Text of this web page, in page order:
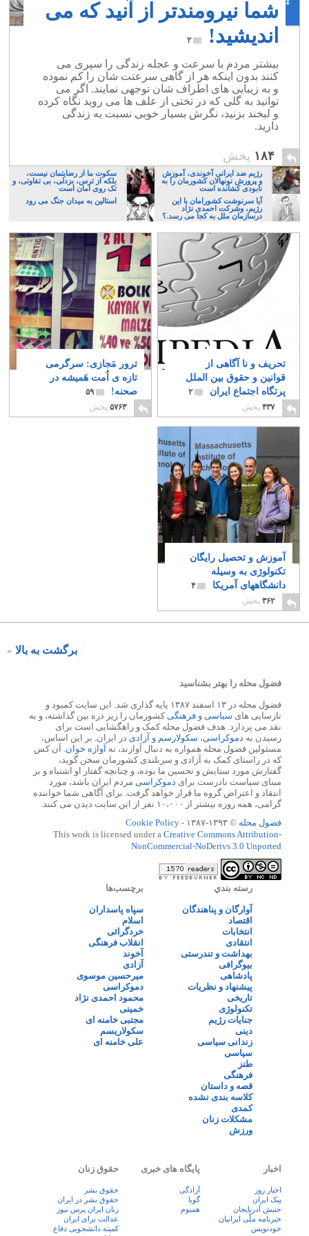
شما نیرومندتر از آنید که می
اندیشید!
۲
بیشتر مردم با سرعت و عجله زندگی را سپری می
کنند بدون اینکه هر از گاهی سرعتت شان را کم نموده
و به زیبایی های اطراف شان توجهی نمایند. اگر می
توانید به گلی که در تختی از علف ها می روید نگاه کرده
و لبخند بزنید، نگرش بسیار خوبی نسبت به زندگی
دارید.
۱۸۴ پخش
رژیم ضد ایرانی آخوندی، آموزش
و پرورش نونهالان کشورمان را به
نابودی کشانده است
سکوت ما از رضایتمان نیست،
بلکه از ترس، بزدلی، بی تفاوتی، و
تک روی امان است
آیا سرنوشت کشورامان با این
رژیم، وشرکت احمدی نژاد
درسازمان ملل به کجا می رسد.؟
استالین به میدان جنگ می رود
تحریف و نا آگاهی از
قوانین و حقوق بین الملل
پرتگاه اجتماع ایران
۲
۴۳۷ پخش
ترور مَجازی: سرگرمی
تازه ی اُمت هَمیشه در
صحنه!
۵۹
۵۷۶۳ پخش
آموزش و تحصیل رایگان
تکنولوژی به وسیله
دانشگاههای آمریکا
۴
۳۶۲ پخش
برگشت به بالا
فضول محله را بهتر بشناسید
فضول محله در ۱۳ اسفند ۱۳۸۷ پایه گذاری شد. این سایت کمبود و
نارسایی های سیاسی و فرهنگی کشورمان را زیر ذره بین گذاشته، و به
نقد می پردازد. هدف فضول محله کمک و راهگشایی است برای
رسیدن به دموکراسی، سکولارسم و آزادی در ایران. بر این اساس،
مسئولین فضول محله همواره به دنبال آوازند، نه آوازه خوان . آن کس
که در راستای کمک به آزادی و سربلندی کشورمان سخن گوید،
گفتارش مورد ستایش و تحسین ما بوده، و چنانچه گفتار او اشتباه و بر
مبنای سیاست نادرست برای دموکراسی مردم ایران باشد، مورد
انتقاد و اعتراض گروه ما قرار خواهد گرفت. برای آگاهی شما خواننده
گرامی، همه روزه بیشتر از ۱۰،۰۰۰ نفر از این سایت دیدن می کنند.
فضول محله © ۱۳۹۳-۱۳۸۷ -
Cookie Policy
This work is licensed under a Creative Commons Attribution-
NonCommercial-NoDerivs 3.0 Unported
رسته بندي
آوارگان و پناهندگان
اقتصاد
انتخابات
انتقادی
بهداشت و تندرستی
بیوگرافی
پادشاهی
پیشنهاد و نظریات
تاریخی
تکنولوژی
جنایات رژیم
دینی
زندانی سیاسی
سیاسی
طنز
فرهنگی
قصه و داستان
کلاسه بندی نشده
کمدی
مشکلات زنان
ورزش
برچسب‌ها
سپاه پاسداران
اسلام
خردگرائی
انقلاب فرهنگی
آخوند
آزادی
میرحسین موسوی
دموکراسی
محمود احمدی نژاد
خمینی
مجتبی خامنه ای
سکولاریسم
علی خامنه ای
اخبار
اخبار روز
پيک ايران
جنبش آذربایجان
خبرنامه ملّی ایرانیان
خودنویس
پایگاه های خبری
آزادگی
گویا
همبوم
حقوق زنان
حقوق بشر
حقوق بشر در ایران
زنان ايران پرس نيوز
عدالت برای ایران
کمیته دانشجویی دفاع